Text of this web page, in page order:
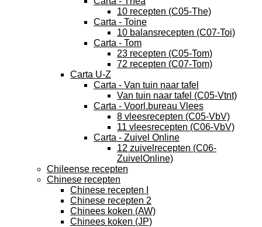
10 recepten (C05-The)
Carta - Toine
10 balansrecepten (C07-Toi)
Carta - Tom
23 recepten (C05-Tom)
72 recepten (C07-Tom)
Carta U-Z
Carta - Van tuin naar tafel
Van tuin naar tafel (C05-Vtnt)
Carta - Voorl.bureau Vlees
8 vleesrecepten (C05-VbV)
11 vleesrecepten (C06-VbV)
Carta - Zuivel Online
12 zuivelrecepten (C06-
ZuivelOnline)
Chileense recepten
Chinese recepten
Chinese recepten I
Chinese recepten 2
Chinees koken (AW)
Chinees koken (JP)